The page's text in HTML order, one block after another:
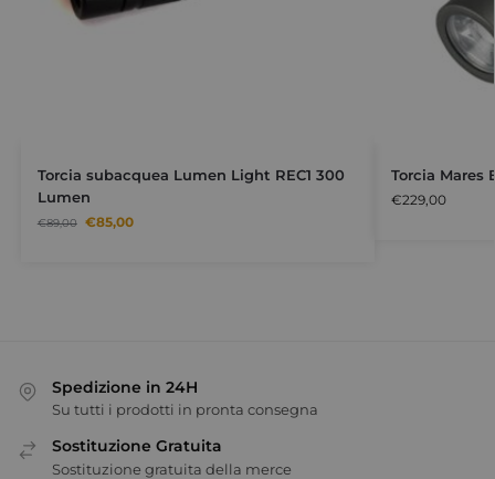
Torcia subacquea Lumen Light REC1 300
Lumen
€89,00 €85,00
Torcia Mares
€229,00
Spedizione in 24H
Su tutti i prodotti in pronta consegna
Sostituzione Gratuita
Sostituzione gratuita della merce